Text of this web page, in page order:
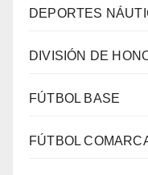
DEPORTES
DIVISIÓN DE
FÚTBOL BASE
FÚTBOL